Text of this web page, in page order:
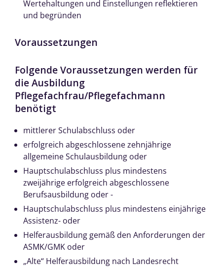
Wertehaltungen und Einstellungen reflektieren
und begründen
Voraussetzungen
Folgende Voraussetzungen werden für
die Ausbildung
Pflegefachfrau/Pflegefachmann
benötigt
mittlerer Schulabschluss oder
erfolgreich abgeschlossene zehnjährige
allgemeine Schulausbildung oder
Hauptschulabschluss plus mindestens
zweijährige erfolgreich abgeschlossene
Berufsausbildung oder -
Hauptschulabschluss plus mindestens einjährige
Assistenz- oder
Helferausbildung gemäß den Anforderungen der
ASMK/GMK oder
„Alte“ Helferausbildung nach Landesrecht